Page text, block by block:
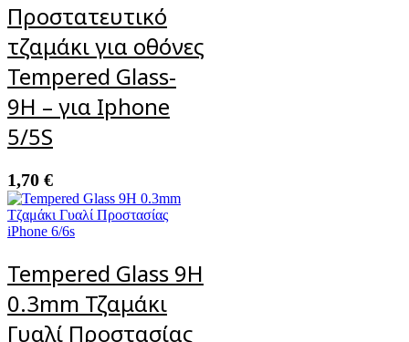
Προστατευτικό
τζαμάκι για οθόνες
Tempered Glass-
9H – για Iphone
5/5S
1,70 €
Tempered Glass 9H
0.3mm Τζαμάκι
Γυαλί Προστασίας